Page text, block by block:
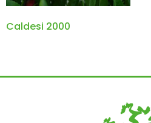
Caldesi 2000